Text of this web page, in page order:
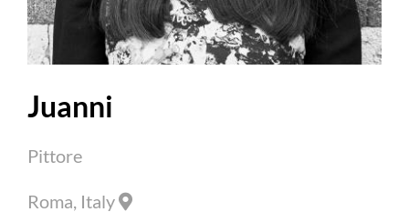
Juanni
Pittore
Roma, Italy